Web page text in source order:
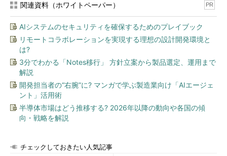
SMSを利用する場合は、SMSのメッセージを受信できる端末
を用意する。一部のPHS端末は、2014年10月よりSMSを受信で
きるようになったので、確認するとよいだろう。
●認証アプリによる2段階認証を有効化する
認証アプリによるDropboxの2段階認証を有効にするには、ま
ずWebブラウザーでDropboxのPC向けWebページを開く。
もし、以下のようにスマートフォン／タブレット向けに最適化
関連資料（ホワイトペーパー） PR
AIシステムのセキュリティを確保するためのプレイブック
リモートコラボレーションを実現する理想の設計開発環境と
は?
3分でわかる「Notes移行」 方針立案から製品選定、運用まで
解説
開発担当者の“右腕”に? マンガで学ぶ製造業向け「AIエージェ
ント」活用術
半導体市場はどう推移する? 2026年以降の動向や各国の傾
向・戦略を解説
チェックしておきたい人気記事